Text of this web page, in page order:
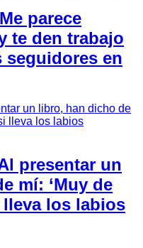
parece
te den trabajo
seguidores en
presentar un
mí: ‘Muy de
los labios